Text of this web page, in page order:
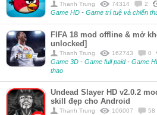
Thanh Trung 74314 2
Game HD - Game trí tuệ và chiến
FIFA 18 mod offline & mở
unlocked]
Thanh Trung 162743 0
Game 3D - Game full paid- Game
thao
Undead Slayer HD v2.0.2
skill đẹp cho Android
Thanh Trung 106007 58